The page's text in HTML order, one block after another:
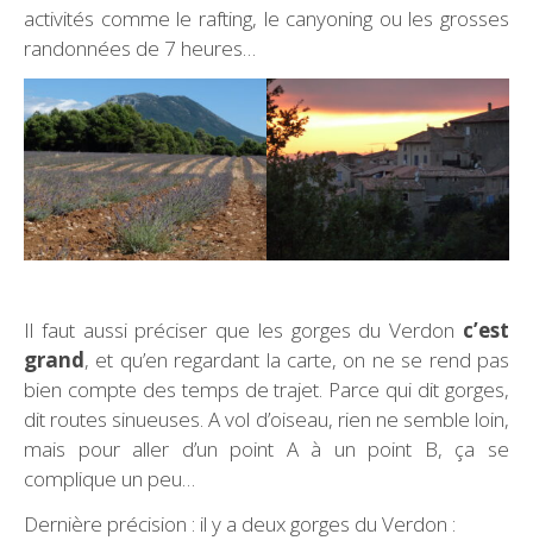
activités comme le rafting, le canyoning ou les grosses
randonnées de 7 heures…
Il faut aussi préciser que les gorges du Verdon c’est
grand, et qu’en regardant la carte, on ne se rend pas
bien compte des temps de trajet. Parce qui dit gorges,
dit routes sinueuses. A vol d’oiseau, rien ne semble loin,
mais pour aller d’un point A à un point B, ça se
complique un peu…
Dernière précision : il y a deux gorges du Verdon :